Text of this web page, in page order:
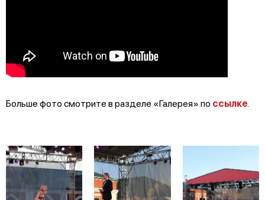
Больше фото смотрите в разделе «Галерея» по ссылке